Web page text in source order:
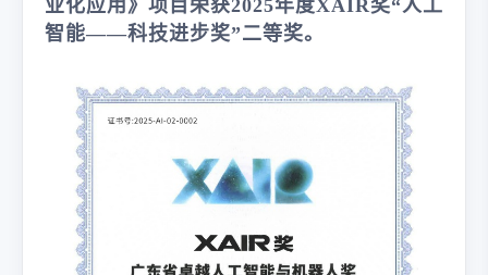
业化应用》项目荣获2025年度XAIR奖“人工
智能——科技进步奖”二等奖。